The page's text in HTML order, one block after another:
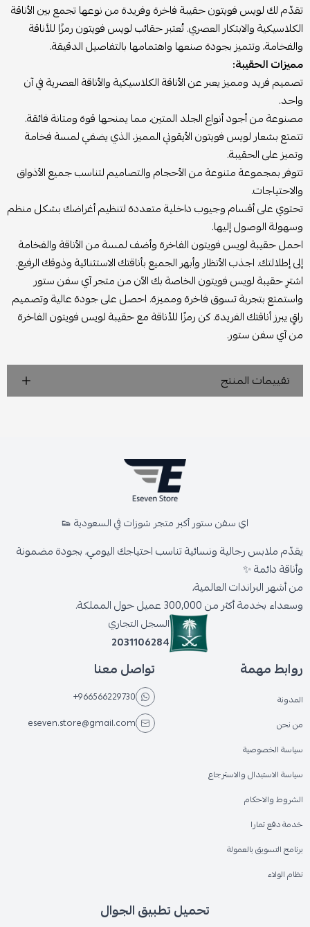
تقدّم لك لويس فويتون حقيبة فاخرة وفريدة من نوعها تجمع بين الأناقة
الكلاسيكية والابتكار العصري. تُعتبر حقائب لويس فويتون رمزًا للأناقة
والفخامة، وتتميز بجودة صنعها واهتمامها بالتفاصيل الدقيقة.
مميزات الحقيبة:
تصميم فريد ومميز يعبر عن الأناقة الكلاسيكية والأناقة العصرية في آن
واحد.
مصنوعة من أجود أنواع الجلد المتين، مما يمنحها قوة ومتانة فائقة.
تتمتع بشعار لويس فويتون الأيقوني المميز، الذي يضفي لمسة فخامة
وتميز على الحقيبة.
تتوفر بمجموعة متنوعة من الأحجام والتصاميم لتناسب جميع الأذواق
والاحتياجات.
تحتوي على أقسام وجيوب داخلية متعددة لتنظيم أغراضك بشكل منظم
وسهولة الوصول إليها.
احمل حقيبة لويس فويتون الفاخرة وأضف لمسة من الأناقة والفخامة
إلى إطلالتك. اجذب الأنظار وأبهر الجميع بأناقتك الاستثنائية وذوقك الرفيع.
اشترِ حقيبة لويس فويتون الخاصة بك الآن من متجر آي سفن ستور
واستمتع بتجربة تسوق فاخرة ومميزة. احصل على جودة عالية وتصميم
راقٍ يبرز أناقتك الفريدة. كن رمزًا للأناقة مع حقيبة لويس فويتون الفاخرة
من آي سفن ستور.
تقييمات المنتج
اي سفن ستور أكبر متجر شوزات في السعودية 👟
يقدّم ملابس رجالية ونسائية تناسب احتياجك اليومي، بجودة مضمونة
وأناقة دائمة ✨
من أشهر البراندات العالمية،
وسعداء بخدمة أكثر من 300,000 عميل حول المملكة.
السجل التجاري
2031106284
روابط مهمة
المدونة
من نحن
سياسة الخصوصية
سياسة الاستبدال والاسترجاع
الشروط والاحكام
خدمة دفع تمارا
برنامج التسويق بالعمولة
نظام الولاء
تواصل معنا
+966566229730
eseven.store@gmail.com
تحميل تطبيق الجوال